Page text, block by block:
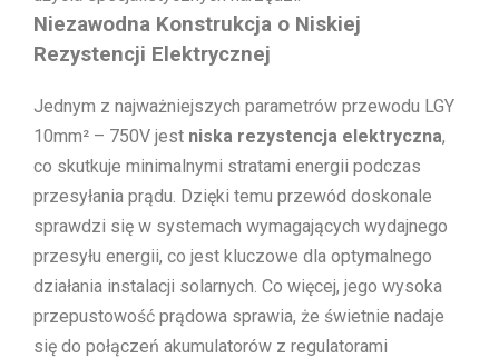
Niezawodna Konstrukcja o Niskiej
Rezystencji Elektrycznej
Jednym z najważniejszych parametrów przewodu LGY
10mm² – 750V jest niska rezystencja elektryczna,
co skutkuje minimalnymi stratami energii podczas
przesyłania prądu. Dzięki temu przewód doskonale
sprawdzi się w systemach wymagających wydajnego
przesyłu energii, co jest kluczowe dla optymalnego
działania instalacji solarnych. Co więcej, jego wysoka
przepustowość prądowa sprawia, że świetnie nadaje
się do połączeń akumulatorów z regulatorami